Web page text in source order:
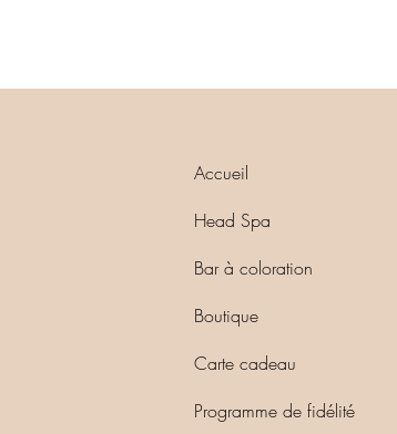
Accueil
Head Spa
Bar à coloration
Boutique
Carte cadeau
Programme de fidélité